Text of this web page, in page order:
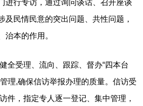
进行专访，通过询问谈话、召开座谈
及民情民意的突出问题、共性问题，
治本的作用。
受理、流向、跟踪、督办“四本台
理,确保信访举报办理的质量。信访受
件，指定专人逐一登记、集中管理，